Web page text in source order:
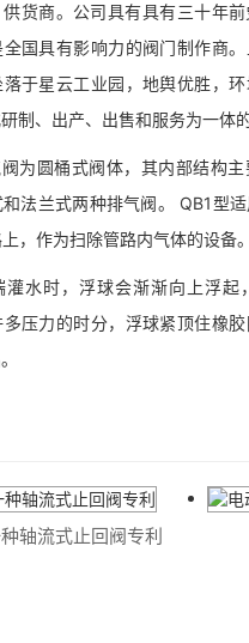
商。公司具有具有三十年前
国具有影响力的阀门制作商
于星云工业园，地舆优胜，环
制、出产、出售和服务为一体
圆桶式阀体，其内部结构主
法兰式两种排气阀。 QB1型
，作为扫除管路内气体的设备。
时，浮球会渐渐向上浮起
压力的时分，浮球紧顶住橡
流式止回阀专利